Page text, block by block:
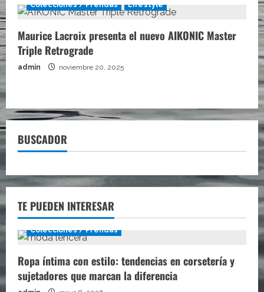
Colecciones / Prendas Lifestyle
Maurice Lacroix presenta el nuevo AIKONIC Master
Triple Retrograde
admin noviembre 20, 2025
BUSCADOR
TE PUEDEN INTERESAR
Colecciones / Prendas
Ropa íntima con estilo: tendencias en corsetería y
sujetadores que marcan la diferencia